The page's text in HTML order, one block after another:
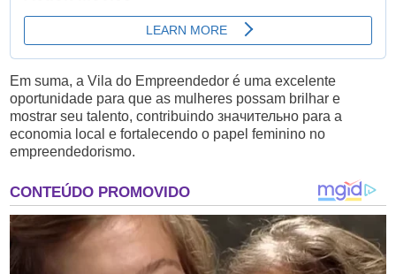
Em suma, a Vila do Empreendedor é uma excelente
oportunidade para que as mulheres possam brilhar e
mostrar seu talento, contribuindo значительно para a
economia local e fortalecendo o papel feminino no
empreendedorismo.